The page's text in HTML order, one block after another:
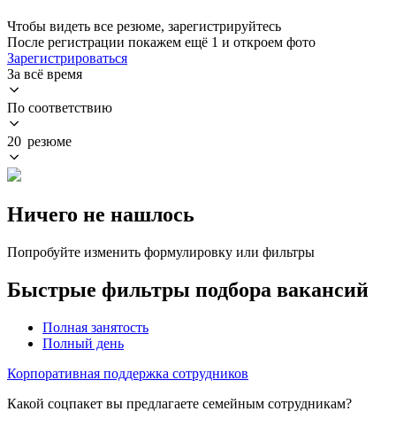
Чтобы видеть все резюме, зарегистрируйтесь
После регистрации покажем ещё 1 и откроем фото
Зарегистрироваться
За всё время
По соответствию
20 резюме
Ничего не нашлось
Попробуйте изменить формулировку или фильтры
Быстрые фильтры подбора вакансий
Полная занятость
Полный день
Корпоративная поддержка сотрудников
Какой соцпакет вы предлагаете семейным сотрудникам?